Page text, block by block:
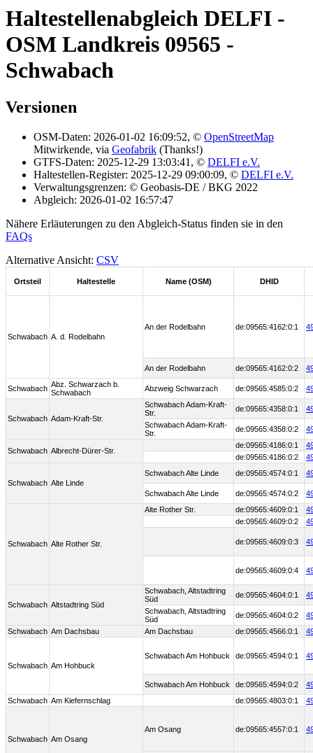
Haltestellenabgleich DELFI -
OSM Landkreis 09565 -
Schwabach
Versionen
OSM-Daten: 2026-01-02 16:09:52, © OpenStreetMap
Mitwirkende, via Geofabrik (Thanks!)
GTFS-Daten: 2025-12-29 13:03:41, © DELFI e.V.
Haltestellen-Register: 2025-12-29 09:00:09, © DELFI e.V.
Verwaltungsgrenzen: © Geobasis-DE / BKG 2022
Abgleich: 2026-01-02 16:57:47
Nähere Erläuterungen zu den Abgleich-Status finden sie in den
FAQs
Alternative Ansicht: CSV
Ortsteil Haltestelle Name (OSM) DHID
Schwabach A. d. Rodelbahn
An der Rodelbahn de:09565:4162:0:1
An der Rodelbahn de:09565:4162:0:2
Schwabach Abz. Schwarzach b.
Schwabach
Abzweig Schwarzach de:09565:4585:0:2
Schwabach Adam-Kraft-Str.
Schwabach Adam-Kraft-
Str.
de:09565:4358:0:1
Schwabach Adam-Kraft-
Str.
de:09565:4358:0:2
Schwabach Albrecht-Dürer-Str.
de:09565:4186:0:1
de:09565:4186:0:2
Schwabach Alte Linde
Schwabach Alte Linde de:09565:4574:0:1
Schwabach Alte Linde de:09565:4574:0:2
Schwabach Alte Rother Str.
Alte Rother Str. de:09565:4609:0:1
de:09565:4609:0:2
de:09565:4609:0:3
de:09565:4609:0:4
Schwabach Altstadtring Süd
Schwabach, Altstadtring
Süd
de:09565:4604:0:1
Schwabach, Altstadtring
Süd
de:09565:4604:0:2
Schwabach Am Dachsbau Am Dachsbau de:09565:4566:0:1
Schwabach Am Hohbuck
Schwabach Am Hohbuck de:09565:4594:0:1
Schwabach Am Hohbuck de:09565:4594:0:2
Schwabach Am Kiefernschlag de:09565:4803:0:1
Schwabach Am Osang
Am Osang de:09565:4557:0:1